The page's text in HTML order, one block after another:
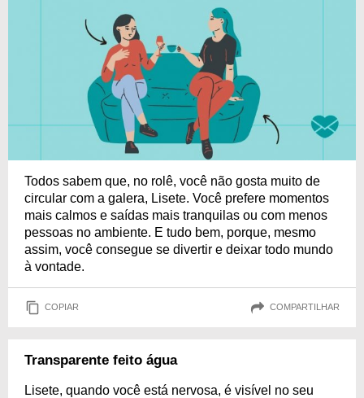
Todos sabem que, no rolê, você não gosta muito de
circular com a galera, Lisete. Você prefere momentos
mais calmos e saídas mais tranquilas ou com menos
pessoas no ambiente. E tudo bem, porque, mesmo
assim, você consegue se divertir e deixar todo mundo
à vontade.
COPIAR COMPARTILHAR
Transparente feito água
Lisete, quando você está nervosa, é visível no seu